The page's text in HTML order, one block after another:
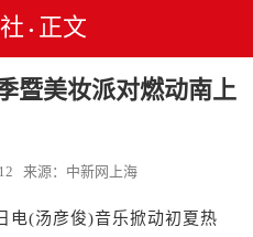
• 正文
暨美妆派对燃动南上
来源：中新网上海
(汤彦俊)音乐掀动初夏热